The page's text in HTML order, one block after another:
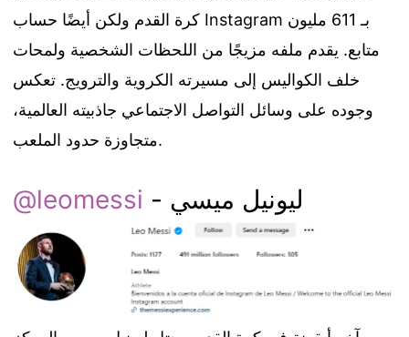
كرة القدم ولكن أيضًا حساب Instagram بـ 611 مليون
متابع. يقدم ملفه مزيجًا من اللحظات الشخصية ولمحات
خلف الكواليس إلى مسيرته الكروية والترويج. تعكس
وجوده على وسائل التواصل الاجتماعي جاذبيته العالمية،
متجاوزة حدود الملعب.
@leomessi - ليونيل ميسي